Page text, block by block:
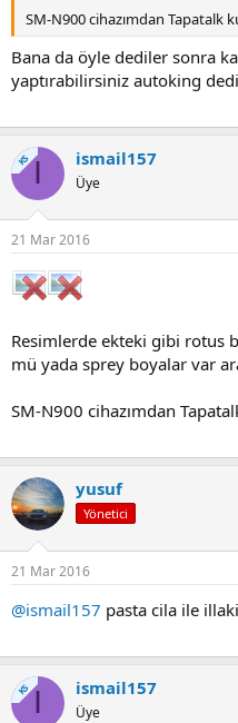
SM-N900 cihazımdan Tapatalk
Bana da öyle dediler sonra
yaptırabilirsiniz autoking
KS I ismail157
Üye
21 Mar 2016
Resimlerde ekteki gibi rotus
mü yada sprey boyalar var
SM-N900 cihazımdan
yusuf
Yönetici
21 Mar 2016
@ismail157 pasta cila ile
KS I ismail157
Üye